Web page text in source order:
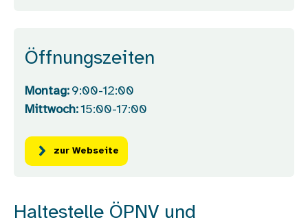
Öffnungszeiten
Montag: 9:00-12:00
Mittwoch:15:00-17:00
zur Webseite
Haltestelle ÖPNV und